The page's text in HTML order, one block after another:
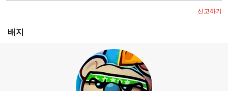
신고하기
배지